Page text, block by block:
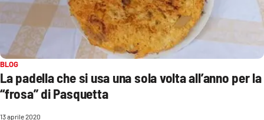
BLOG
La padella che si usa una sola volta all’anno per la
“frosa” di Pasquetta
13 aprile 2020